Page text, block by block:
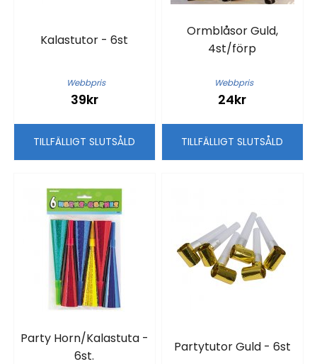
Kalastutor - 6st
Webbpris
39kr
TILLFÄLLIGT SLUTSÅLD
Ormblåsor Guld,
4st/förp
Webbpris
24kr
TILLFÄLLIGT SLUTSÅLD
Party Horn/Kalastuta -
6st.
Partytutor Guld - 6st